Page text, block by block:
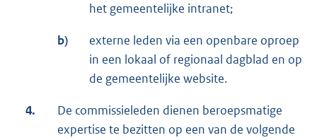
het gemeentelijke intranet;
b)
externe leden via een openbare oproep
in een lokaal of regionaal dagblad en op
de gemeentelijke website.
4.
De commissieleden dienen beroepsmatige
expertise te bezitten op een van de volgende